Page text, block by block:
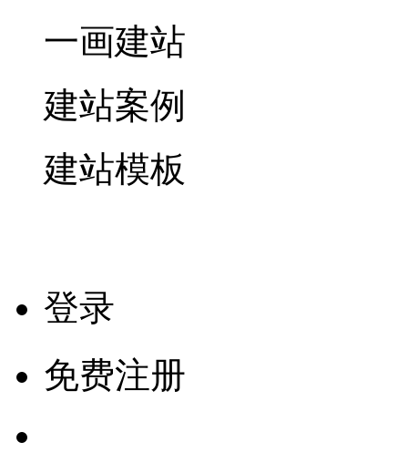
一画建站
建站案例
建站模板
登录
免费注册